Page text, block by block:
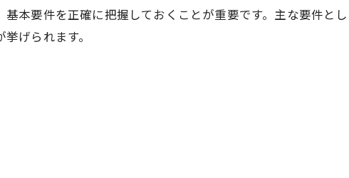
岡崎市で公共工事入札を成功させる準備要点
公共工事入札で押さえるべき岡崎市の実務知識
本要件を正確に把握しておくことが重要です。主な要件と
げられます。